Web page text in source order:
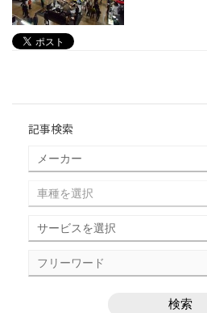
記事検索